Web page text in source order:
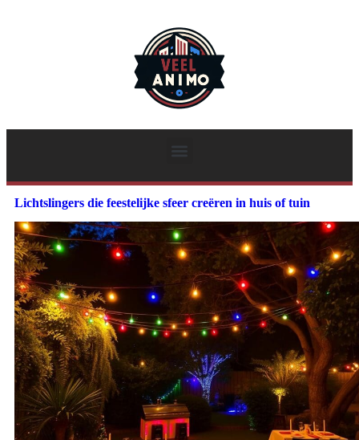
Lichtslingers die feestelijke sfeer creëren in huis of tuin